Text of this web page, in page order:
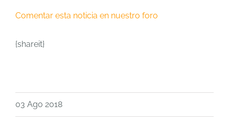
Comentar esta noticia en nuestro foro
{shareit}
03 Ago 2018